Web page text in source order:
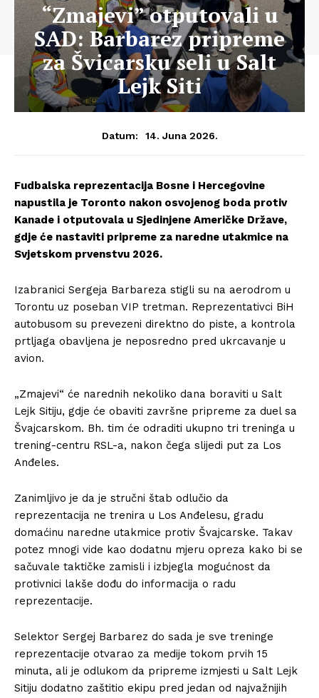
“Zmajevi” otputovali u
SAD: Barbarez pripreme
za Švicarsku seli u Salt
Lejk Siti
Datum: 14. Juna 2026.
Fudbalska reprezentacija Bosne i Hercegovine
napustila je Toronto nakon osvojenog boda protiv
Kanade i otputovala u Sjedinjene Američke Države,
gdje će nastaviti pripreme za naredne utakmice na
Svjetskom prvenstvu 2026.
Izabranici Sergeja Barbareza stigli su na aerodrom u
Torontu uz poseban VIP tretman. Reprezentativci BiH
autobusom su prevezeni direktno do piste, a kontrola
prtljaga obavljena je neposredno pred ukrcavanje u
avion.
„Zmajevi“ će narednih nekoliko dana boraviti u Salt
Lejk Sitiju, gdje će obaviti završne pripreme za duel sa
Švajcarskom. Bh. tim će odraditi ukupno tri treninga u
trening-centru RSL-a, nakon čega slijedi put za Los
Anđeles.
Zanimljivo je da je stručni štab odlučio da
reprezentacija ne trenira u Los Anđelesu, gradu
domaćinu naredne utakmice protiv Švajcarske. Takav
potez mnogi vide kao dodatnu mjeru opreza kako bi se
sačuvale taktičke zamisli i izbjegla mogućnost da
protivnici lakše dođu do informacija o radu
reprezentacije.
Selektor Sergej Barbarez do sada je sve treninge
reprezentacije otvarao za medije tokom prvih 15
minuta, ali je odlukom da pripreme izmjesti u Salt Lejk
Sitiju dodatno zaštitio ekipu pred jedan od najvažnijih